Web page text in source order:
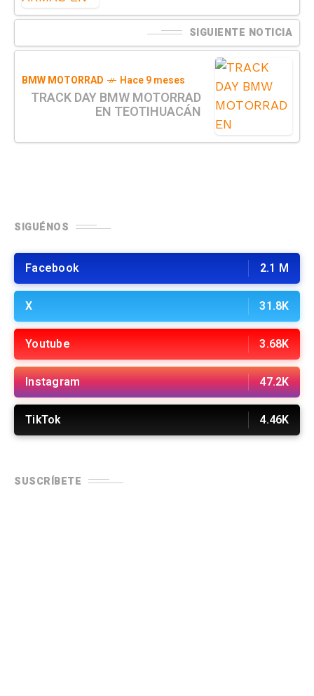
SIGUIENTE NOTICIA
BMW MOTORRAD Hace 9 meses
TRACK DAY BMW MOTORRAD
EN TEOTIHUACÁN
SIGUÉNOS
Facebook 2.1 M
X 31.8K
Youtube 3.68K
Instagram 47.2K
TikTok 4.46K
SUSCRÍBETE